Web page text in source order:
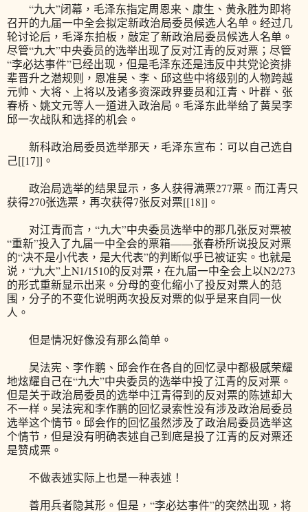
“九大”闭幕，毛泽东指定周恩来、康生、黄永胜为即将
召开的九届一中全会拟定新政治局委员候选人名单。经过几
轮讨论后，毛泽东拍板，敲定了新政治局委员候选人名单。
尽管“九大”中央委员的选举出现了反对江青的反对票；尽管
“李必达事件”已经出现，但是毛泽东还是违反中共党论资排
辈晋升之潜规则，恩准吴、李、邱这些中将级别的人物跨越
元帅、大将、上将以及诸多资深政界要员和江青、叶群、张
春桥、姚文元等人一道进入政治局。毛泽东此举给了黄吴李
邱一次战队和选择的机会。
新科政治局委员选举那天，毛泽东宣布：可以自己选自
己[[17]]。
政治局选举的结果显示，多人获得满票277票。而江青只
获得270张选票，再次获得7张反对票[[18]]。
对江青而言，“九大”中央委员选举中的那几张反对票被
“重新”投入了九届一中全会的票箱——张春桥所说投反对票
的“决不是小代表，是大代表”的判断似乎已被证实。也就是
说，“九大”上N1/1510的反对票，在九届一中全会上以N2/273
的形式重新显示出来。分母的变化缩小了投反对票人的范
围，分子的不变化说明两次投反对票的似乎是来自同一伙
人。
但是情况好像没有那么简单。
吴法宪、李作鹏、邱会作在各自的回忆录中都极感荣耀
地炫耀自己在“九大”中央委员的选举中投了江青的反对票。
但是关于政治局委员的选举中江青得到的反对票的陈述却大
不一样。吴法宪和李作鹏的回忆录索性没有涉及政治局委员
选举这个情节。邱会作的回忆虽然涉及了政治局委员选举这
个情节，但是没有明确表述自己到底是投了江青的反对票还
是赞成票。
不做表述实际上也是一种表述！
善用兵者隐其形。但是，“李必达事件”的突然出现，将